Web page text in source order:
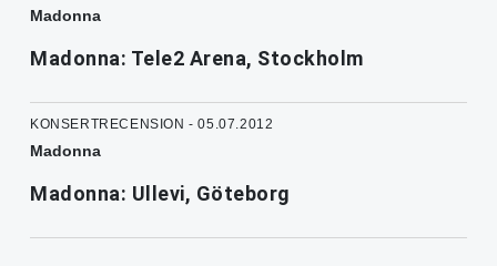
Madonna
Madonna: Tele2 Arena, Stockholm
KONSERTRECENSION - 05.07.2012
Madonna
Madonna: Ullevi, Göteborg